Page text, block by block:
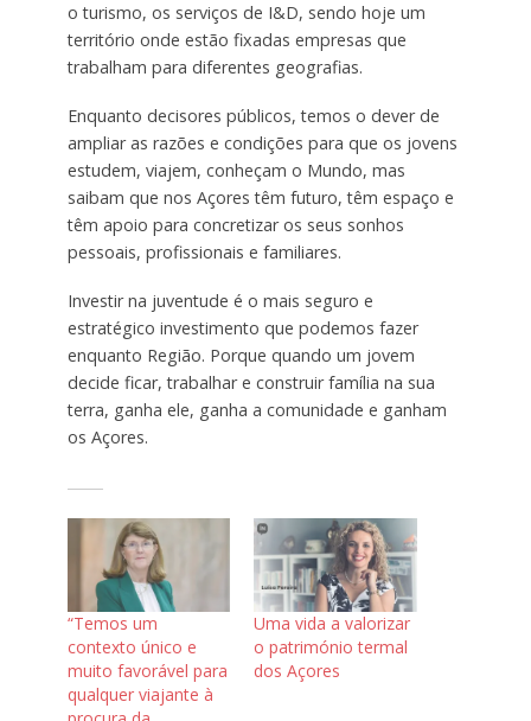
o turismo, os serviços de I&D, sendo hoje um
território onde estão fixadas empresas que
trabalham para diferentes geografias.
Enquanto decisores públicos, temos o dever de
ampliar as razões e condições para que os jovens
estudem, viajem, conheçam o Mundo, mas
saibam que nos Açores têm futuro, têm espaço e
têm apoio para concretizar os seus sonhos
pessoais, profissionais e familiares.
Investir na juventude é o mais seguro e
estratégico investimento que podemos fazer
enquanto Região. Porque quando um jovem
decide ficar, trabalhar e construir família na sua
terra, ganha ele, ganha a comunidade e ganham
os Açores.
“Temos um
contexto único e
muito favorável para
qualquer viajante à
Uma vida a valorizar
o património termal
dos Açores